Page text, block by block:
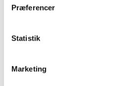
Præferencer
Statistik
Marketing
marts (2)
2012 (44)